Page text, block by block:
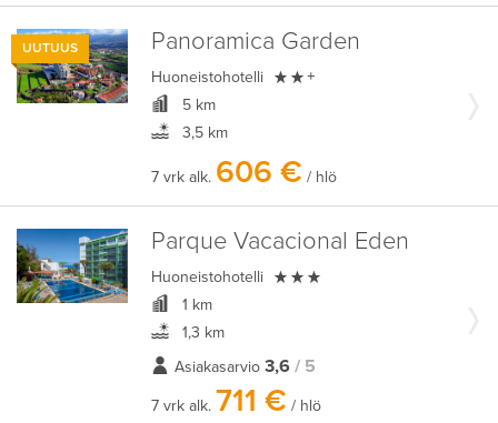
UUTUUS Panoramica Garden
Huoneistohotelli  +
5 km
3,5 km
7 vrk alk. 606 € / hlö
Parque Vacacional Eden
Huoneistohotelli 
1 km
1,3 km
Asiakasarvio 3,6 / 5
7 vrk alk. 711 € / hlö